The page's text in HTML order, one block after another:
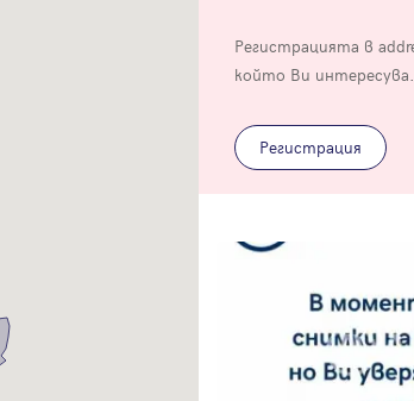
Регистрацията в
който Ви интересува.
Регистрация
Успех!
Благодарим ви! Проверете имейл адрес си, за да
Успех!
Благодарим ви! Очаквайте скоро да се свържем с
или влезте с имейл